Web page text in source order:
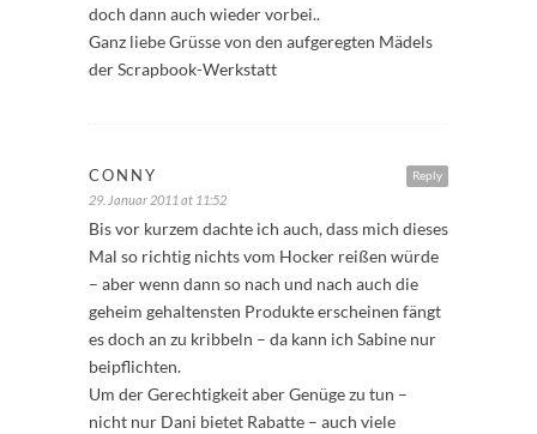
doch dann auch wieder vorbei..
Ganz liebe Grüsse von den aufgeregten Mädels
der Scrapbook-Werkstatt
Reply
CONNY
29. Januar 2011 at 11:52
Bis vor kurzem dachte ich auch, dass mich dieses
Mal so richtig nichts vom Hocker reißen würde
– aber wenn dann so nach und nach auch die
geheim gehaltensten Produkte erscheinen fängt
es doch an zu kribbeln – da kann ich Sabine nur
beipflichten.
Um der Gerechtigkeit aber Genüge zu tun –
nicht nur Dani bietet Rabatte – auch viele